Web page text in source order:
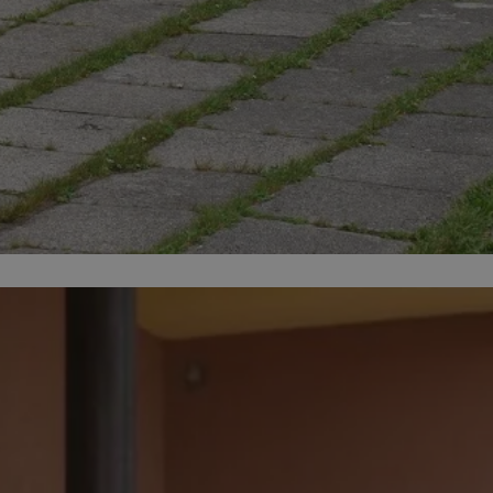
sesji.
sesji.
sesji.
Cookie-
dotyczących
to konieczne,
działał poprawnie.
o zgodzie
dotyczących
Rejestruje
i ustawień
w kolejnych
wygodę i